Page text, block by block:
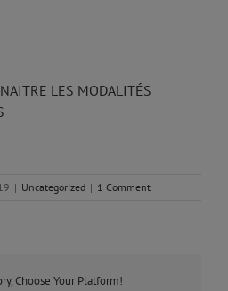
LES MODALITÉS
| Uncategorized | 1 Comment
Choose Your Platform!